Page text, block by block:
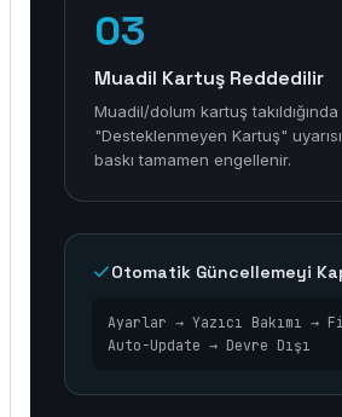
03
Muadil Kartuş Reddedilir
Muadil/dolum kartuş takıldığında
"Desteklenmeyen Kartuş"
baskı tamamen engellenir.
Otomatik Güncellemeyi
Ayarlar → Yazıcı Bakımı →
Auto-Update → Devre Dışı